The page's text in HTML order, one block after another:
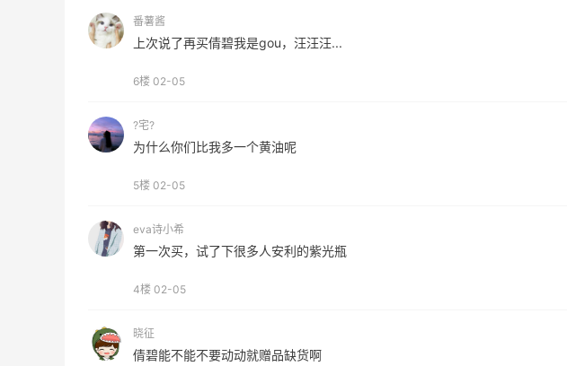
番薯酱
上次说了再买倩碧我是gou，汪汪汪...
6楼 02-05
?宅?
为什么你们比我多一个黄油呢
5楼 02-05
eva诗小希
第一次买，试了下很多人安利的紫光瓶
4楼 02-05
晓征
倩碧能不能不要动动就赠品缺货啊